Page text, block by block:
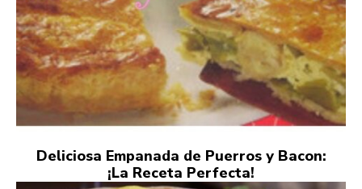
Deliciosa Empanada de Puerros y Bacon:
¡La Receta Perfecta!